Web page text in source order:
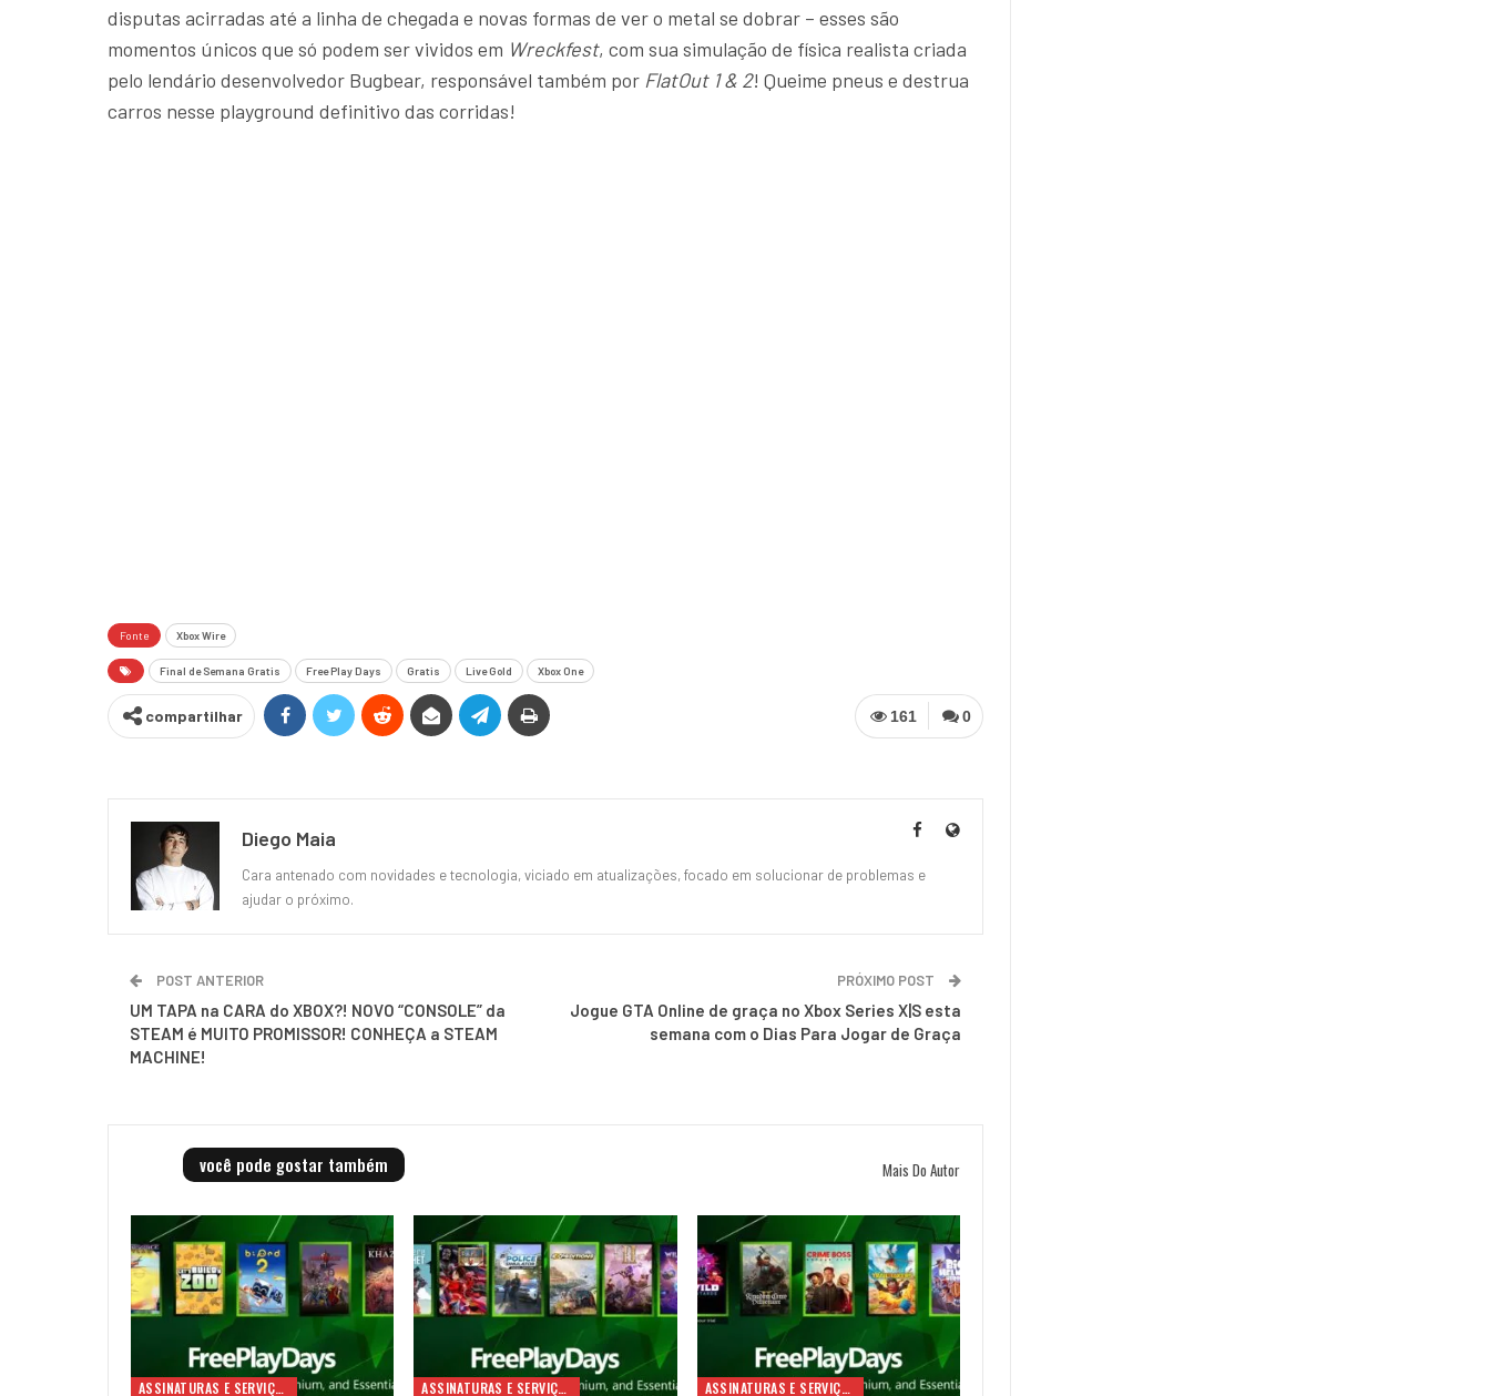
disputas acirradas até a linha de chegada e novas formas de ver o metal se dobrar – esses são
momentos únicos que só podem ser vividos em Wreckfest, com sua simulação de física realista criada
pelo lendário desenvolvedor Bugbear, responsável também por FlatOut 1 & 2! Queime pneus e destrua
carros nesse playground definitivo das corridas!
Fonte Xbox Wire
Final de Semana Gratis Free Play Days Gratis Live Gold Xbox One
0
161
compartilhar
Diego Maia
Cara antenado com novidades e tecnologia, viciado em atualizações, focado em solucionar de problemas e
ajudar o próximo.
POST ANTERIOR
UM TAPA na CARA do XBOX?! NOVO “CONSOLE” da
STEAM é MUITO PROMISSOR! CONHEÇA a STEAM
MACHINE!
PRÓXIMO POST
Jogue GTA Online de graça no Xbox Series X|S esta
semana com o Dias Para Jogar de Graça
você pode gostar também Mais Do Autor
ASSINATURAS E SERVIÇOS ASSINATURAS E SERVIÇOS ASSINATURAS E SERVIÇOS